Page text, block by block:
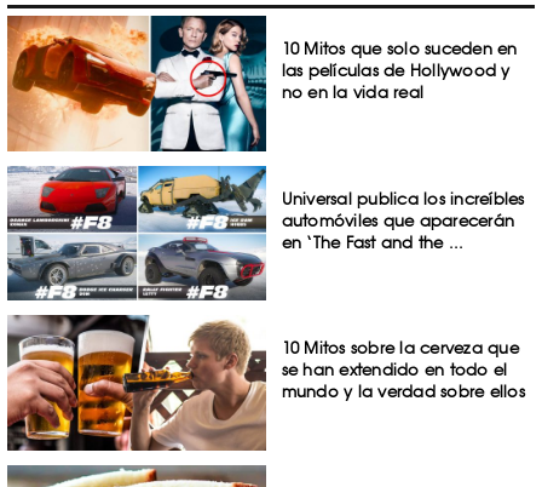
10 Mitos que solo suceden en
las películas de Hollywood y
no en la vida real
Universal publica los increíbles
automóviles que aparecerán
en ‘The Fast and the ...
10 Mitos sobre la cerveza que
se han extendido en todo el
mundo y la verdad sobre ellos